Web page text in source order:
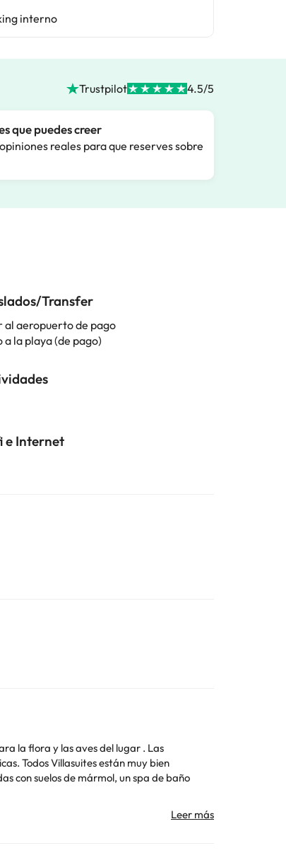
interno
Trustpilot 4.5/5
que puedes creer
reales para que reserves sobre
Transfer
al aeropuerto de pago
a la playa (de pago)
e Internet
la flora y las aves del lugar . Las
Todos Villasuites están muy bien
con suelos de mármol, un spa de baño